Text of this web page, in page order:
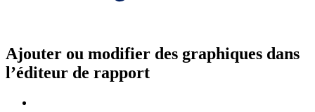
Ajouter ou modifier des graphiques dans
l’éditeur de rapport